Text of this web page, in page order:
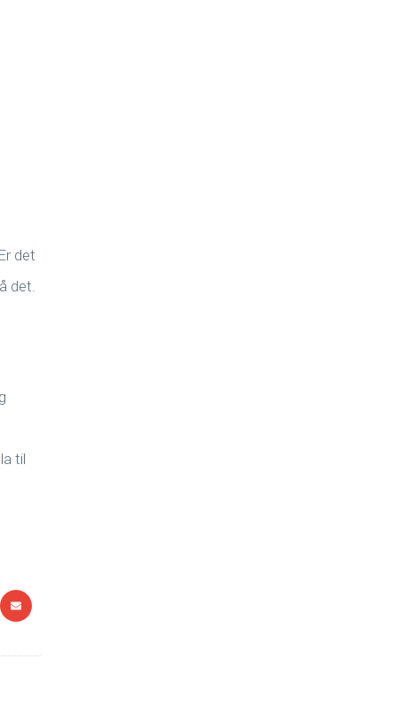
det
det.
til